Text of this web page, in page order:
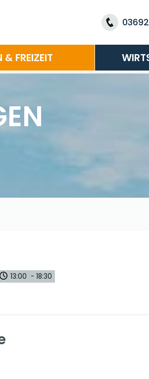
& FREIZEIT
13:00 - 18:30